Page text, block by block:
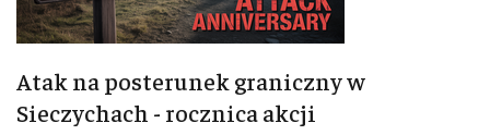
Atak na posterunek graniczny w
Sieczychach - rocznica akcji